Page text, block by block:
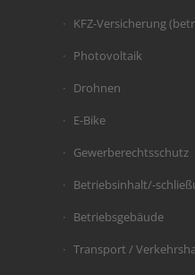
KFZ-Versicherung
Photovoltaik
Drohnen
E-Bike
Gewerberechtsschutz
Betriebsinhalt/-
Betriebsgebäude
Transport /